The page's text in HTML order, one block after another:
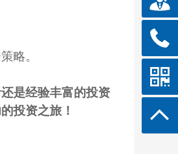
略。
是经验丰富的投资
投资之旅！